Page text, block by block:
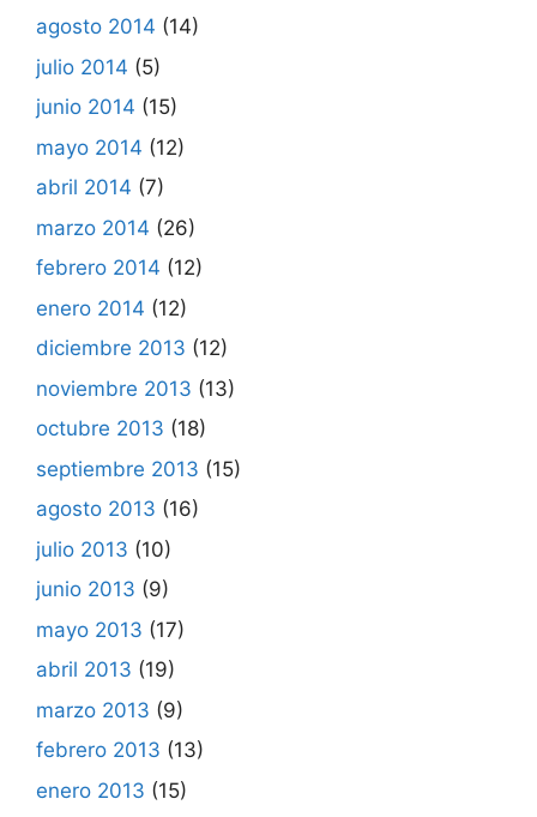
agosto 2014 (14)
julio 2014 (5)
junio 2014 (15)
mayo 2014 (12)
abril 2014 (7)
marzo 2014 (26)
febrero 2014 (12)
enero 2014 (12)
diciembre 2013 (12)
noviembre 2013 (13)
octubre 2013 (18)
septiembre 2013 (15)
agosto 2013 (16)
julio 2013 (10)
junio 2013 (9)
mayo 2013 (17)
abril 2013 (19)
marzo 2013 (9)
febrero 2013 (13)
enero 2013 (15)